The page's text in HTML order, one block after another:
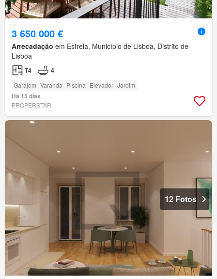
3 650 000 €
Arrecadação em Estrela, Município de Lisboa, Distrito de
Lisboa
T4 4
Garajem Varanda Piscina Elevador Jardim
Há 15 dias
PROPERSTAR
12 Fotos